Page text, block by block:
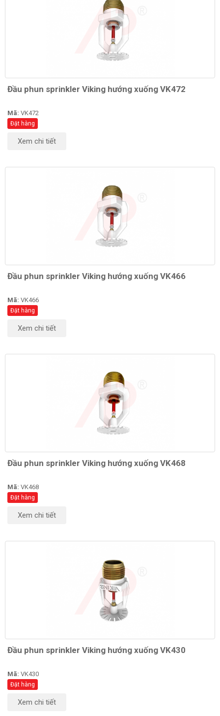
Đầu phun sprinkler Viking hướng xuống VK472
Mã: VK472
Đặt hàng
Xem chi tiết
Đầu phun sprinkler Viking hướng xuống VK466
Mã: VK466
Đặt hàng
Xem chi tiết
Đầu phun sprinkler Viking hướng xuống VK468
Mã: VK468
Đặt hàng
Xem chi tiết
Đầu phun sprinkler Viking hướng xuống VK430
Mã: VK430
Đặt hàng
Xem chi tiết